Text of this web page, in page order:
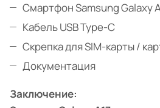
Смартфон Samsung Galaxy
Кабель USB Type-C
Скрепка для SIM-карты /
Документация
Заключение: